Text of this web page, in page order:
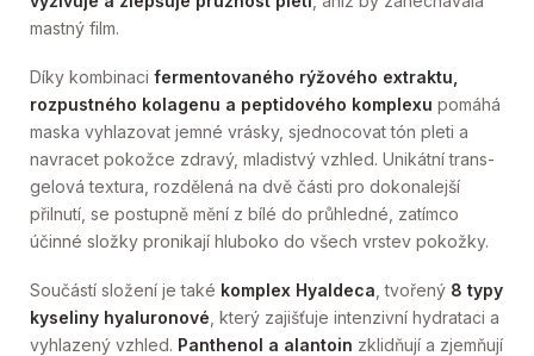
mastný film.
Díky kombinaci fermentovaného rýžového extraktu,
rozpustného kolagenu a peptidového komplexu pomáhá
maska vyhlazovat jemné vrásky, sjednocovat tón pleti a
navracet pokožce zdravý, mladistvý vzhled. Unikátní trans-
gelová textura, rozdělená na dvě části pro dokonalejší
přilnutí, se postupně mění z bílé do průhledné, zatímco
účinné složky pronikají hluboko do všech vrstev pokožky.
Součástí složení je také komplex Hyaldeca , tvořený 8 typy
kyseliny hyaluronové , který zajišťuje intenzivní hydrataci a
vyhlazený vzhled. Panthenol a alantoin zklidňují a zjemňují